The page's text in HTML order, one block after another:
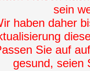
sein
haben daher
Sie auf
gesund, seien